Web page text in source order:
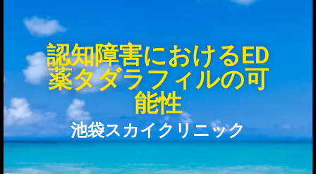
認知障害におけるED
薬タダラフィルの可
能性
池袋スカイクリニック